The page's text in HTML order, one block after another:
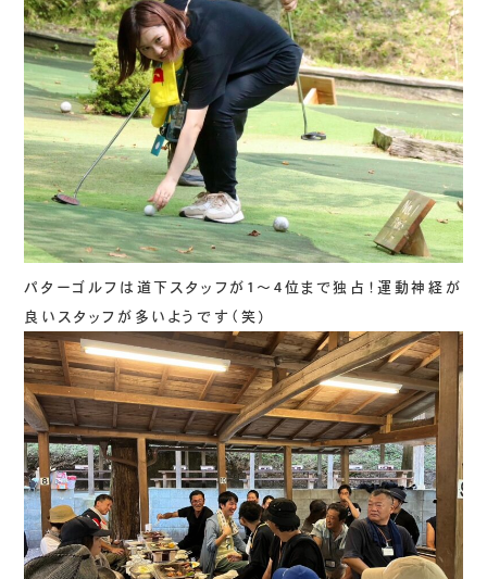
パターゴルフは道下スタッフが1～4位まで独占！運動神経が
良いスタッフが多いようです（笑）